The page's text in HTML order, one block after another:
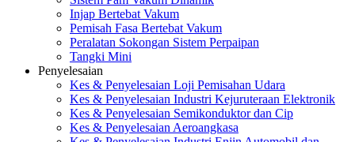
Injap Bertebat Vakum
Pemisah Fasa Bertebat Vakum
Peralatan Sokongan Sistem Perpaipan
Tangki Mini
Penyelesaian
Kes & Penyelesaian Loji Pemisahan Udara
Kes & Penyelesaian Industri Kejuruteraan Elektronik
Kes & Penyelesaian Semikonduktor dan Cip
Kes & Penyelesaian Aeroangkasa